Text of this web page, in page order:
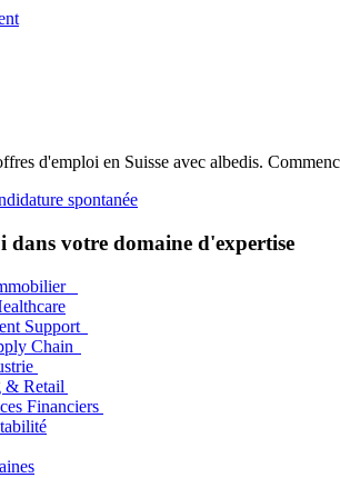
d'emploi en Suisse avec albedis.
spontanée
dans votre domaine d'expertise
Support
Chain
& Retail
Financiers